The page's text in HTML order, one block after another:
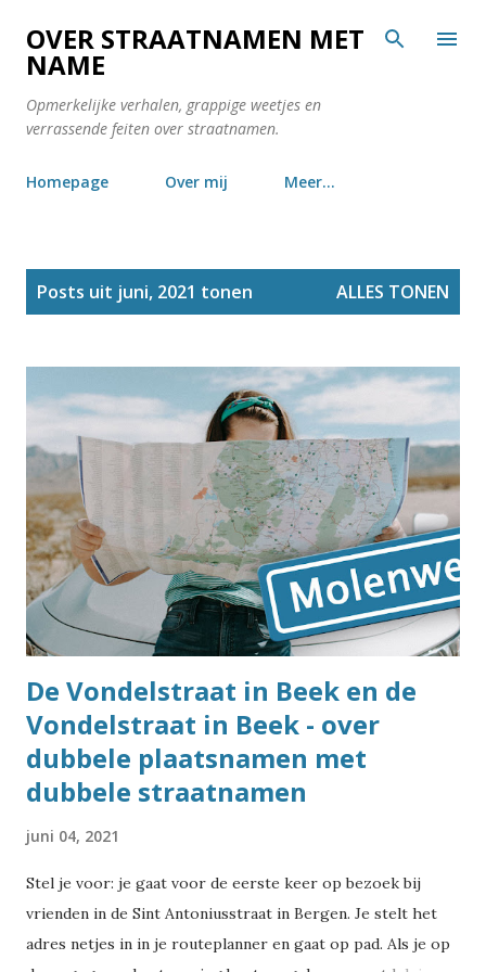
Doorgaan naar hoofdcontent
OVER STRAATNAMEN MET
NAME
Opmerkelijke verhalen, grappige weetjes en
verrassende feiten over straatnamen.
Homepage Over mij Meer…
Posts uit juni, 2021 tonen ALLES TONEN
De Vondelstraat in Beek en de
Vondelstraat in Beek - over
dubbele plaatsnamen met
dubbele straatnamen
juni 04, 2021
Stel je voor: je gaat voor de eerste keer op bezoek bij
vrienden in de Sint Antoniusstraat in Bergen. Je stelt het
adres netjes in in je routeplanner en gaat op pad. Als je op